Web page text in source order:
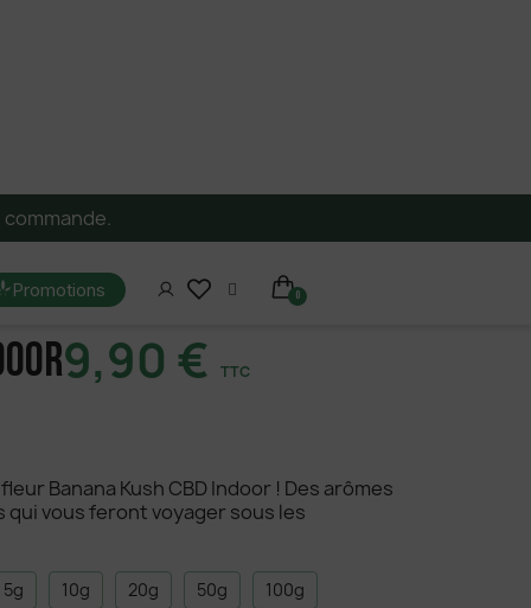
Promotions
9,90 € TTC
Banana Kush CBD Indoor ! Des arômes
vous feront voyager sous les
5g 10g 20g 50g 100g